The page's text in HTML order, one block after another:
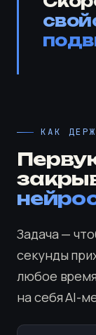
КАК
Задача —
секунды
любое
на себя AI-